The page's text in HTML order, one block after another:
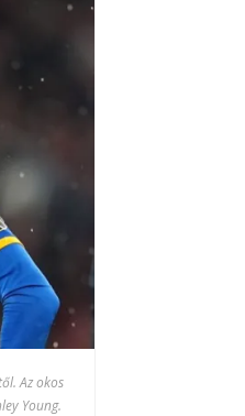
Az okos
Young.